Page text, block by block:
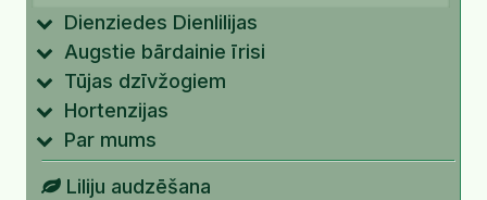
Dienziedes Dienlilijas
Augstie bārdainie īrisi
Tūjas dzīvžogiem
Hortenzijas
Par mums
Liliju audzēšana